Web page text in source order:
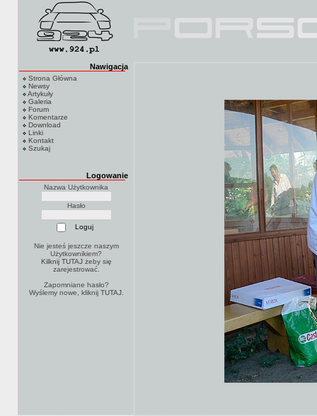
Nawigacja
Strona Główna
Newsy
Artykuły
Galeria
Forum
Komentarze
Download
Linki
Kontakt
Szukaj
Logowanie
Nazwa Użytkownika
Hasło
Nie jesteś jeszcze naszym
Użytkownikiem?
Kilknij TUTAJżeby się
zarejestrować.
Zapomniane hasło?
Wyślemy nowe, kliknij TUTAJ.